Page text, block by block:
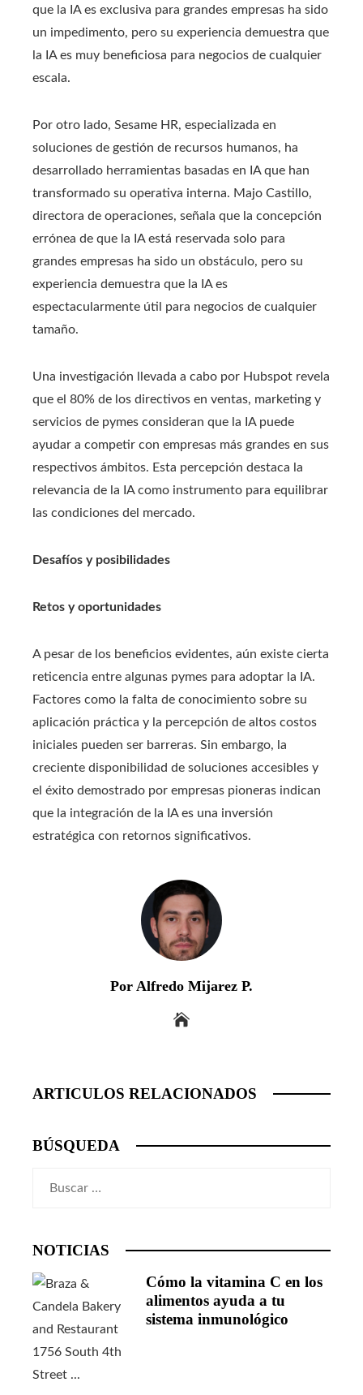
que la IA es exclusiva para grandes empresas ha sido
un impedimento, pero su experiencia demuestra que
la IA es muy beneficiosa para negocios de cualquier
escala.
Por otro lado, Sesame HR, especializada en
soluciones de gestión de recursos humanos, ha
desarrollado herramientas basadas en IA que han
transformado su operativa interna. Majo Castillo,
directora de operaciones, señala que la concepción
errónea de que la IA está reservada solo para
grandes empresas ha sido un obstáculo, pero su
experiencia demuestra que la IA es
espectacularmente útil para negocios de cualquier
tamaño.​
Una investigación llevada a cabo por Hubspot revela
que el 80% de los directivos en ventas, marketing y
servicios de pymes consideran que la IA puede
ayudar a competir con empresas más grandes en sus
respectivos ámbitos. Esta percepción destaca la
relevancia de la IA como instrumento para equilibrar
las condiciones del mercado.​
Desafíos y posibilidades
Retos y oportunidades
A pesar de los beneficios evidentes, aún existe cierta
reticencia entre algunas pymes para adoptar la IA.
Factores como la falta de conocimiento sobre su
aplicación práctica y la percepción de altos costos
iniciales pueden ser barreras. Sin embargo, la
creciente disponibilidad de soluciones accesibles y
el éxito demostrado por empresas pioneras indican
que la integración de la IA es una inversión
estratégica con retornos significativos.​
Por Alfredo Mijarez P.
ARTICULOS RELACIONADOS
BÚSQUEDA
NOTICIAS
Cómo la vitamina C en los
alimentos ayuda a tu
sistema inmunológico